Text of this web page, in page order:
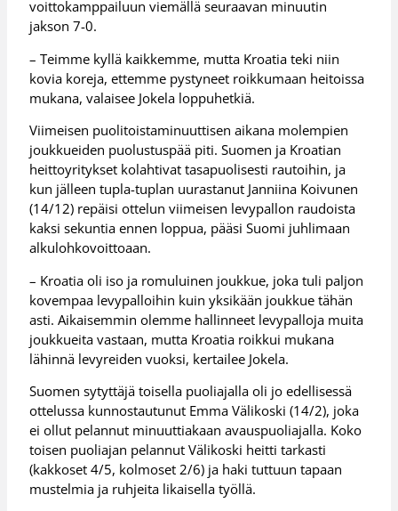
voittokamppailuun viemällä seuraavan minuutin
jakson 7-0.
– Teimme kyllä kaikkemme, mutta Kroatia teki niin
kovia koreja, ettemme pystyneet roikkumaan heitoissa
mukana, valaisee Jokela loppuhetkiä.
Viimeisen puolitoistaminuuttisen aikana molempien
joukkueiden puolustuspää piti. Suomen ja Kroatian
heittoyritykset kolahtivat tasapuolisesti rautoihin, ja
kun jälleen tupla-tuplan uurastanut Janniina Koivunen
(14/12) repäisi ottelun viimeisen levypallon raudoista
kaksi sekuntia ennen loppua, pääsi Suomi juhlimaan
alkulohkovoittoaan.
– Kroatia oli iso ja romuluinen joukkue, joka tuli paljon
kovempaa levypalloihin kuin yksikään joukkue tähän
asti. Aikaisemmin olemme hallinneet levypalloja muita
joukkueita vastaan, mutta Kroatia roikkui mukana
lähinnä levyreiden vuoksi, kertailee Jokela.
Suomen sytyttäjä toisella puoliajalla oli jo edellisessä
ottelussa kunnostautunut Emma Välikoski (14/2), joka
ei ollut pelannut minuuttiakaan avauspuoliajalla. Koko
toisen puoliajan pelannut Välikoski heitti tarkasti
(kakkoset 4/5, kolmoset 2/6) ja haki tuttuun tapaan
mustelmia ja ruhjeita likaisella työllä.